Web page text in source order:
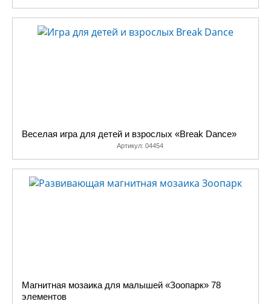
Веселая игра для детей и взрослых «Break Dance»
Артикул: 04454
Магнитная мозаика для малышей «Зоопарк» 78
элементов